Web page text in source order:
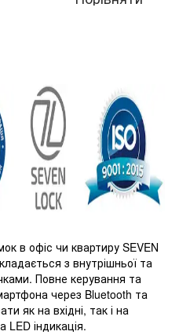
в офіс чи квартиру SEVEN
з внутрішньої та
Повне керування та
через Bluetooth та
як на вхідні, так і на
LED індикація.